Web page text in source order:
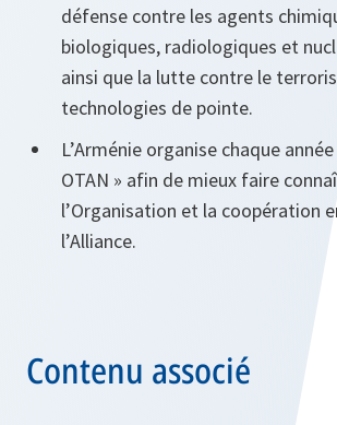
défense contre les agents
biologiques, radiologiques et
ainsi que la lutte contre le
technologies de pointe.
L’Arménie organise chaque
OTAN » afin de mieux faire
l’Organisation et la coopération
l’Alliance.
Contenu associé